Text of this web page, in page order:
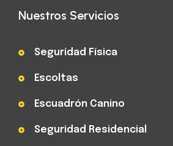
Nuestros Servicios
Seguridad Física
Escoltas
Escuadrón Canino
Seguridad Residencial